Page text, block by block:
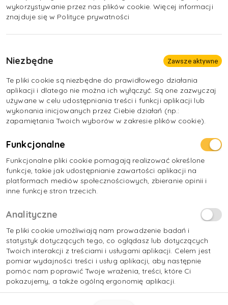
wykorzystywanie przez nas plików cookie. Więcej informacji
znajduje się w Polityce prywatności
Niezbędne Zawsze aktywne
Te pliki cookie są niezbędne do prawidłowego działania
aplikacji i dlatego nie można ich wyłączyć. Są one zazwyczaj
używane w celu udostępniania treści i funkcji aplikacji lub
wykonania inicjowanych przez Ciebie działań (np.:
zapamiętania Twoich wyborów w zakresie plików cookie).
Funkcjonalne
Funkcjonalne pliki cookie pomagają realizować określone
funkcje, takie jak udostępnianie zawartości aplikacji na
platformach mediów społecznościowych, zbieranie opinii i
inne funkcje stron trzecich.
Analityczne
Te pliki cookie umożliwiają nam prowadzenie badań i
statystyk dotyczących tego, co oglądasz lub dotyczących
Twoich interakcji z treściami i usługami aplikacji. Celem jest
pomiar wydajności treści i usług aplikacji, aby następnie
pomóc nam poprawić Twoje wrażenia, treści, które Ci
pokazujemy, a także ogólną ergonomię aplikacji.